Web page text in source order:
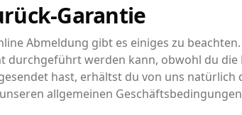
Garantie
Abmeldung gibt es einiges zu
durchgeführt werden kann, obwohl du die
hast, erhältst du von uns natürlich
allgemeinen